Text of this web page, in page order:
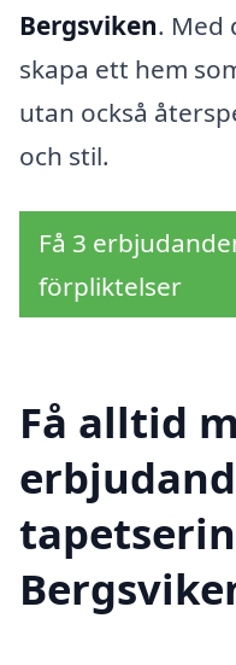
Bergsviken. Med
skapa ett hem
utan också
och stil.
Få 3
förpliktelser
Få alltid